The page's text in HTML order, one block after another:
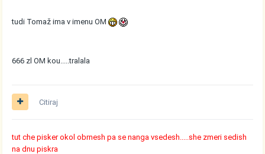
tudi Tomaž ima v imenu OM
666 zl OM kou.....tralala
Citiraj
tut che pisker okol obrnesh pa se nanga vsedesh.....she zmeri sedish
na dnu piskra